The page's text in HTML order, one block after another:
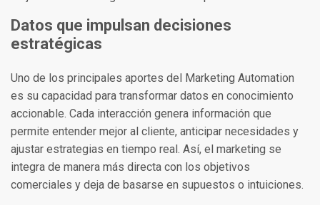
Datos que impulsan decisiones
estratégicas
Uno de los principales aportes del Marketing Automation
es su capacidad para transformar datos en conocimiento
accionable. Cada interacción genera información que
permite entender mejor al cliente, anticipar necesidades y
ajustar estrategias en tiempo real. Así, el marketing se
integra de manera más directa con los objetivos
comerciales y deja de basarse en supuestos o intuiciones.